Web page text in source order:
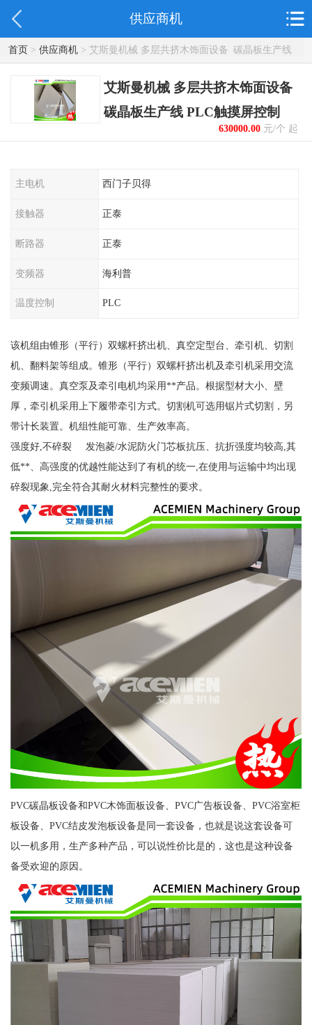
供应商机
首页> 供应商机> 艾斯曼机械 多层共挤木饰面设备 碳晶板生产线
PLC触摸屏控制
艾斯曼机械 多层共挤木饰面设备
碳晶板生产线 PLC触摸屏控制
630000.00元/个 起
主电机 西门子贝得
接触器 正泰
断路器 正泰
变频器 海利普
温度控制 PLC
该机组由锥形（平行）双螺杆挤出机、真空定型台、牵引机、切割
机、翻料架等组成。锥形（平行）双螺杆挤出机及牵引机采用交流
变频调速。真空泵及牵引电机均采用**产品。根据型材大小、壁
厚，牵引机采用上下履带牵引方式。切割机可选用锯片式切割，另
带计长装置。机组性能可靠、生产效率高。
强度好,不碎裂 发泡菱/水泥防火门芯板抗压、抗折强度均较高,其
低**、高强度的优越性能达到了有机的统一,在使用与运输中均出现
碎裂现象,完全符合其耐火材料完整性的要求。
PVC碳晶板设备和PVC木饰面板设备、PVC广告板设备、PVC浴室柜
板设备、PVC结皮发泡板设备是同一套设备，也就是说这套设备可
以一机多用，生产多种产品，可以说性价比是的，这也是这种设备
备受欢迎的原因。